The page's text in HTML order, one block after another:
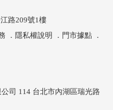
路209號1樓
． 隱私權說明 ． 門市據點 ．
司 114 台北市內湖區瑞光路